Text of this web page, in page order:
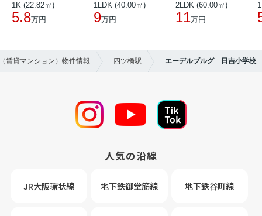
1K (22.82㎡)
5.8万円
1LDK (40.00㎡)
9万円
2LDK (60.00㎡)
11万円
賃貸マンション）物件情報 四ツ橋駅 エーデルブルグ 日吉小学校
人気の沿線
JR大阪環状線 地下鉄御堂筋線 地下鉄谷町線